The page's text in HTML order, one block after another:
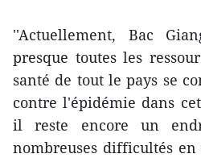
''Actuellement, Bac
presque toutes les
santé de tout le pays se
contre l'épidémie dans
il reste encore un
nombreuses difficultés